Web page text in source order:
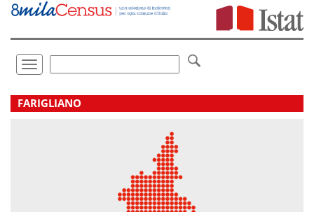
Vai
direttamente
Toggle
navigation
.
FARIGLIANO